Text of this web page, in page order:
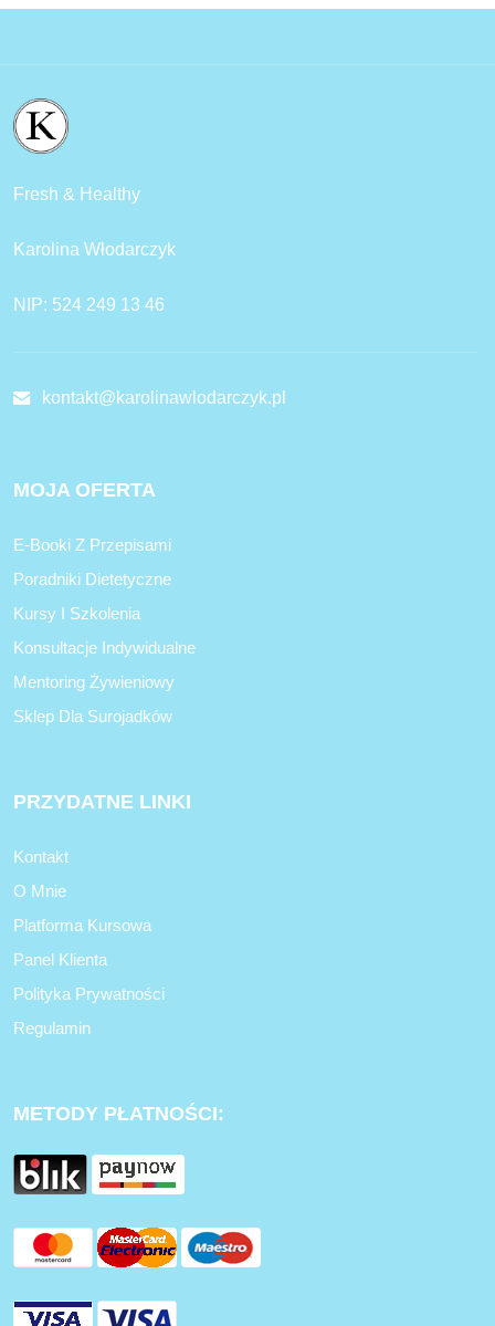
Fresh & Healthy
Karolina Włodarczyk
NIP: 524 249 13 46
kontakt@karolinawlodarczyk.pl
MOJA OFERTA
E-Booki Z Przepisami
Poradniki Dietetyczne
Kursy I Szkolenia
Konsultacje Indywidualne
Mentoring Żywieniowy
Sklep Dla Surojadków
PRZYDATNE LINKI
Kontakt
O Mnie
Platforma Kursowa
Panel Klienta
Polityka Prywatności
Regulamin
METODY PŁATNOŚCI: